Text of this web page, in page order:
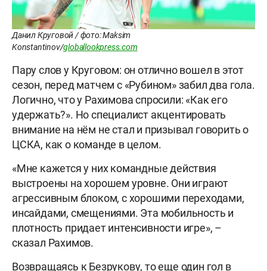
Данил Круговой / фото: Maksim
Konstantinov/globallookpress.com
Пару слов у Круговом: он отлично вошел в этот
сезон, перед матчем с «Рубином» забил два гола.
Логично, что у Рахимова спросили: «Как его
удержать?». Но специалист акцентировать
внимание на нём не стал и призывал говорить о
ЦСКА, как о команде в целом.
«Мне кажется у них командные действия
выстроены на хорошем уровне. Они играют
агрессивным блоком, с хорошими переходами,
инсайдами, смещениями. Эта мобильность и
плотность придает интенсивности игре», –
сказал Рахимов.
Возвращаясь к Безрукову, то еще один гол в